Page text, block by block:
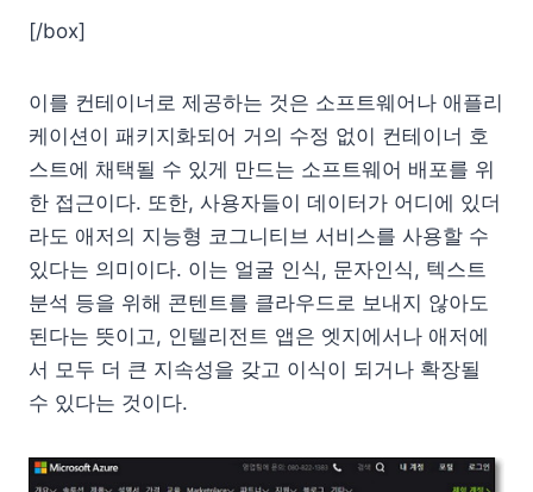
[/box]
이를 컨테이너로 제공하는 것은 소프트웨어나 애플리
케이션이 패키지화되어 거의 수정 없이 컨테이너 호
스트에 채택될 수 있게 만드는 소프트웨어 배포를 위
한 접근이다. 또한, 사용자들이 데이터가 어디에 있더
라도 애저의 지능형 코그니티브 서비스를 사용할 수
있다는 의미이다. 이는 얼굴 인식, 문자인식, 텍스트
분석 등을 위해 콘텐트를 클라우드로 보내지 않아도
된다는 뜻이고, 인텔리전트 앱은 엣지에서나 애저에
서 모두 더 큰 지속성을 갖고 이식이 되거나 확장될
수 있다는 것이다.